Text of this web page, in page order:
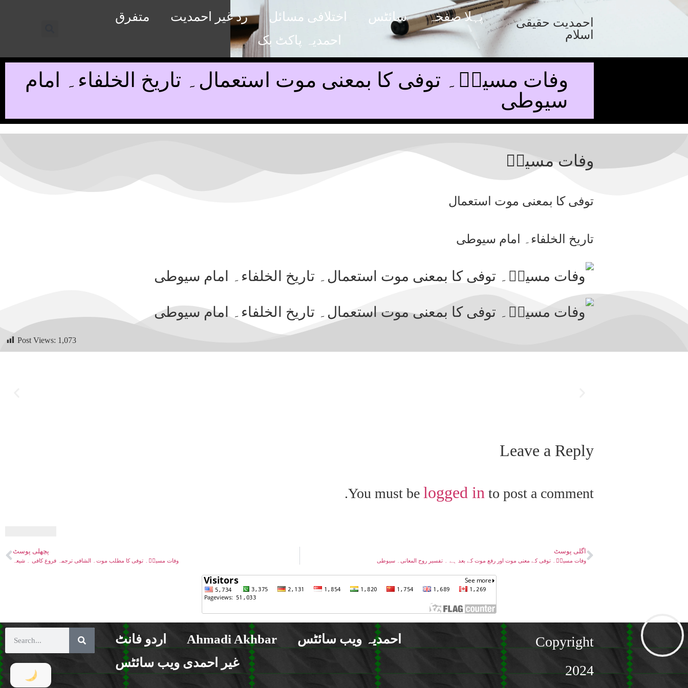
پہلا صفحہ سائٹس اختلافی مسائل رد غیر احمدیت
متفرق
احمدیہ پاکٹ بک
احمدیت حقیقی
اسلام
وفات مسیحؑ۔ توفی کا بمعنی موت استعمال۔ تاریخ الخلفاء۔ امام
سیوطی
وفات مسیحؑ
توفی کا بمعنی موت استعمال
تاریخ الخلفاء۔ امام سیوطی
Post Views: 1,073
Leave a Reply
You must be logged in to post a comment.
پچھلی پوسٹ
وفات مسیحؑ۔ توفی کا مطلب موت۔ الشافی ترجمہ فروع کافی ۔ شیعہ
اگلی پوسٹ
وفات مسیحؑ۔ توفی کے معنی موت اور رفع موت کے بعد ہے ۔ تفسیر روح المعانی۔ سیوطی
احمدیہ ویب سائٹس Ahmadi Akhbar
اردو فانٹ
غیر احمدی ویب سائٹس
Copyright
2024